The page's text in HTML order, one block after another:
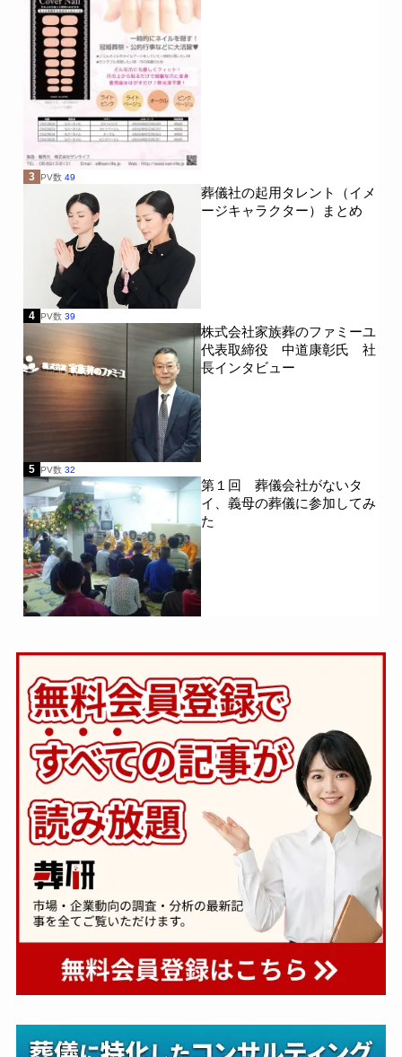
3 PV数 49
葬儀社の起用タレント（イメ
ージキャラクター）まとめ
4 PV数 39
株式会社家族葬のファミーユ
代表取締役 中道康彰氏 社
長インタビュー
5 PV数 32
第１回 葬儀会社がないタ
イ、義母の葬儀に参加してみ
た